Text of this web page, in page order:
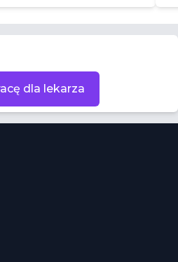
dla lekarza